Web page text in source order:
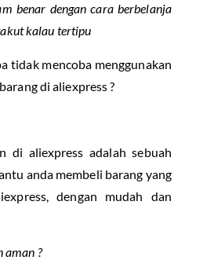
benar dengan cara berbelanja
kalau tertipu
tidak mencoba menggunakan
di aliexpress ?
di aliexpress adalah sebuah
anda membeli barang yang
dengan mudah dan
aman ?